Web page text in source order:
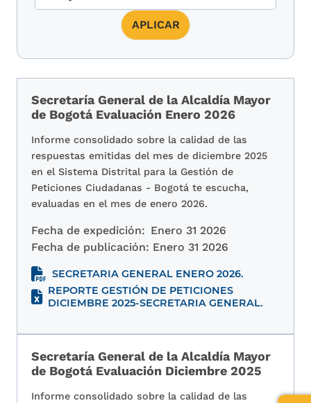
Secretaría General de la Alcaldía Mayor
de Bogotá Evaluación Enero 2026
Informe consolidado sobre la calidad de las
respuestas emitidas del mes de diciembre 2025
en el Sistema Distrital para la Gestión de
Peticiones Ciudadanas - Bogotá te escucha,
evaluadas en el mes de enero 2026.
Fecha de expedición: Enero 31 2026
Fecha de publicación: Enero 31 2026
SECRETARIA GENERAL ENERO 2026.
REPORTE GESTIÓN DE PETICIONES
DICIEMBRE 2025-SECRETARIA GENERAL.
Secretaría General de la Alcaldía Mayor
de Bogotá Evaluación Diciembre 2025
Informe consolidado sobre la calidad de las